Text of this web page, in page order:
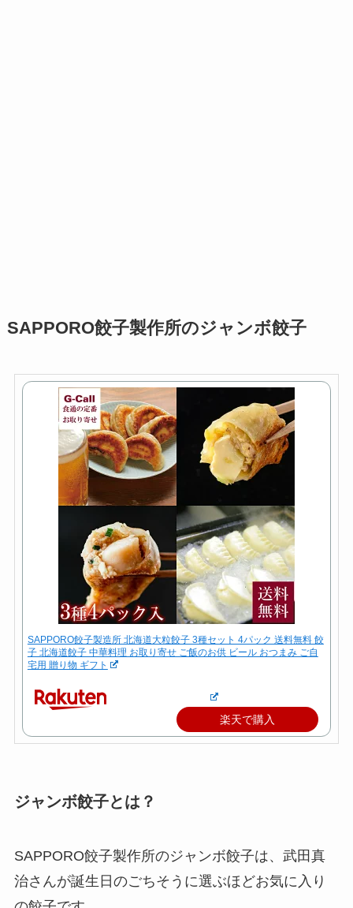
SAPPORO餃子製作所のジャンボ餃子
SAPPORO餃子製造所 北海道大粒餃子 3種セット 4パック 送料無料 餃
子 北海道餃子 中華料理 お取り寄せ ご飯のお供 ビール おつまみ ご自
宅用 贈り物 ギフト
楽天で購入
ジャンボ餃子とは？
SAPPORO餃子製作所のジャンボ餃子は、武田真
治さんが誕生日のごちそうに選ぶほどお気に入り